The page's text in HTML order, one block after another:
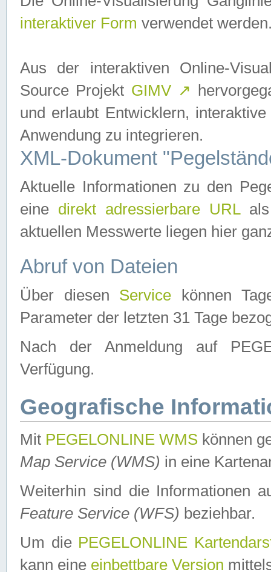
interaktiver Form verwendet
Aus der interaktiven Online-
Source Projekt GIMV ↗
und erlaubt Entwicklern,
Anwendung zu integrieren.
XML-Dokument
Aktuelle Informationen zu den
eine direkt adressierbare URLals
aktuellen Messwerte liegen hier
Abruf von Dateien
Über diesen Service können
Parameter der letzten 31 Tage
Nach der Anmeldung auf
Verfügung.
Geografische
Mit PEGELONLINE WMS können
Map Service (WMS) in eine
Weiterhin sind die Informationen
Feature Service (WFS) beziehbar.
Um die PEGELONLINE
kann eine einbettbare Version